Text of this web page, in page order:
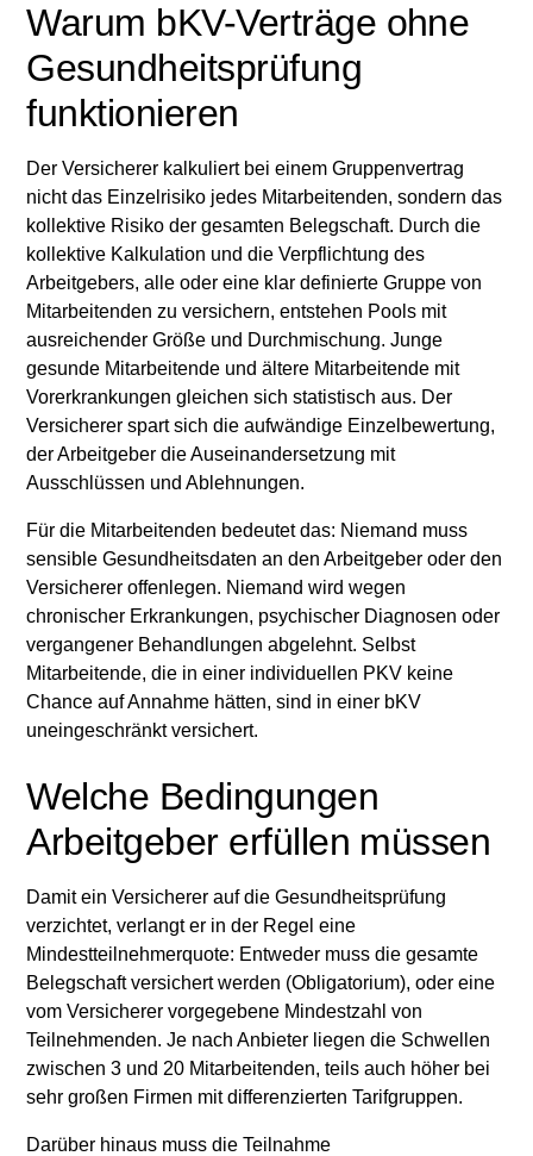
Warum bKV-Verträge ohne
Gesundheitsprüfung
funktionieren
Der Versicherer kalkuliert bei einem Gruppenvertrag
nicht das Einzelrisiko jedes Mitarbeitenden, sondern das
kollektive Risiko der gesamten Belegschaft. Durch die
kollektive Kalkulation und die Verpflichtung des
Arbeitgebers, alle oder eine klar definierte Gruppe von
Mitarbeitenden zu versichern, entstehen Pools mit
ausreichender Größe und Durchmischung. Junge
gesunde Mitarbeitende und ältere Mitarbeitende mit
Vorerkrankungen gleichen sich statistisch aus. Der
Versicherer spart sich die aufwändige Einzelbewertung,
der Arbeitgeber die Auseinandersetzung mit
Ausschlüssen und Ablehnungen.
Für die Mitarbeitenden bedeutet das: Niemand muss
sensible Gesundheitsdaten an den Arbeitgeber oder den
Versicherer offenlegen. Niemand wird wegen
chronischer Erkrankungen, psychischer Diagnosen oder
vergangener Behandlungen abgelehnt. Selbst
Mitarbeitende, die in einer individuellen PKV keine
Chance auf Annahme hätten, sind in einer bKV
uneingeschränkt versichert.
Welche Bedingungen
Arbeitgeber erfüllen müssen
Damit ein Versicherer auf die Gesundheitsprüfung
verzichtet, verlangt er in der Regel eine
Mindestteilnehmerquote: Entweder muss die gesamte
Belegschaft versichert werden (Obligatorium), oder eine
vom Versicherer vorgegebene Mindestzahl von
Teilnehmenden. Je nach Anbieter liegen die Schwellen
zwischen 3 und 20 Mitarbeitenden, teils auch höher bei
sehr großen Firmen mit differenzierten Tarifgruppen.
Darüber hinaus muss die Teilnahme